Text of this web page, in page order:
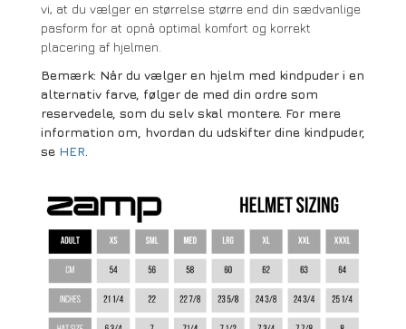
vi, at du vælger en størrelse større end din sædvanlige
pasform for at opnå optimal komfort og korrekt
placering af hjelmen.
Bemærk: Når du vælger en hjelm med kindpuder i en
alternativ farve, følger de med din ordre som
reservedele, som du selv skal montere. For mere
information om, hvordan du udskifter dine kindpuder,
se HER